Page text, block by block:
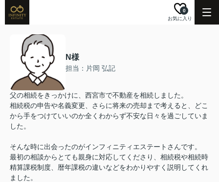
お気に入り
0
N様
担当：片岡 弘記
父の相続をきっかけに、西宮市で不動産を相続しました。
相続税の申告や名義変更、さらに将来の売却まで考えると、どこ
から手をつけていいのか全くわからず不安な日々を過ごしていま
した。
そんな時に出会ったのがインフィニティエステートさんです。
最初の相談からとても親身に対応してくださり、相続税や相続時
精算課税制度、暦年課税の違いなどをわかりやすく説明してくれ
ました。